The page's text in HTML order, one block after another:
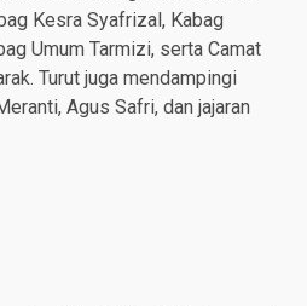
Kesra Syafrizal, Kabag
Umum Tarmizi, serta Camat
Turut juga mendampingi
Agus Safri, dan jajaran